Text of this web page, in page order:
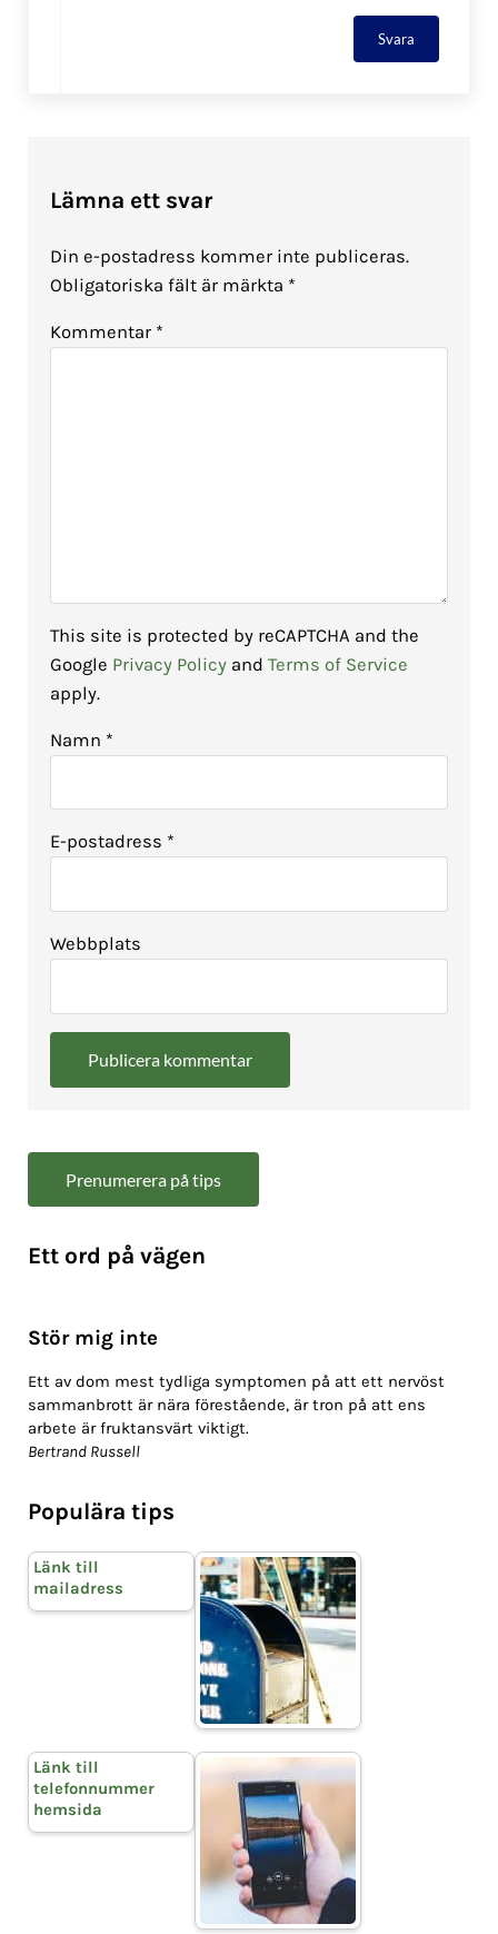
Svara
Lämna ett svar
Din e-postadress kommer inte publiceras.
Obligatoriska fält är märkta *
Kommentar *
This site is protected by reCAPTCHA and the
Google Privacy Policyand Terms of Service
apply.
Namn *
E-postadress *
Webbplats
Sidebar
Prenumerera på tips
Ett ord på vägen
Stör mig inte
Ett av dom mest tydliga symptomen på att ett nervöst
sammanbrott är nära förestående, är tron på att ens
arbete är fruktansvärt viktigt.
Bertrand Russell
Populära tips
Länk till
mailadress
Länk till
telefonnummer
hemsida